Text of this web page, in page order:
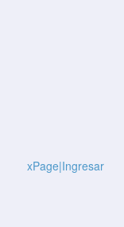
xPage|Ingresar